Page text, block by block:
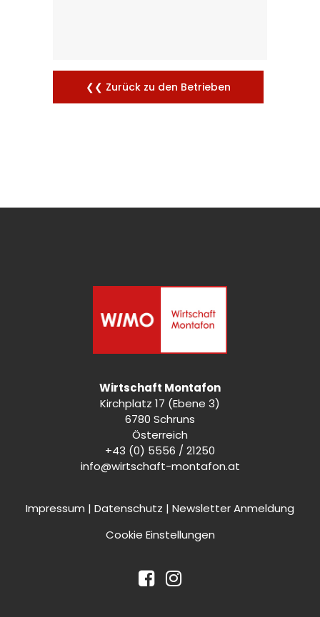
❮❮ Zurück zu den Betrieben
Wirtschaft Montafon
Kirchplatz 17 (Ebene 3)
6780 Schruns
Österreich
+43 (0) 5556 / 21250
info@wirtschaft-montafon.at
Impressum | Datenschutz | Newsletter Anmeldung
Cookie Einstellungen